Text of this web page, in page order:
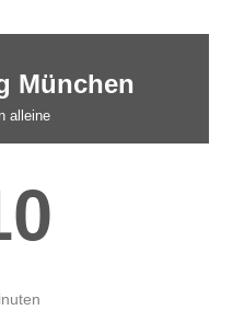
München
alleine